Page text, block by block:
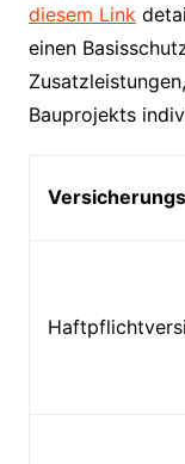
diesem Link
einen
Bauprojekts